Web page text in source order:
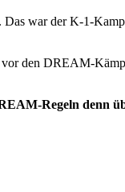
Das war der K-1-
den DREAM-
Regeln denn